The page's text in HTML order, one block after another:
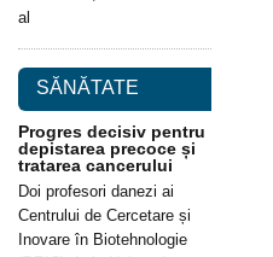
al
SĂNĂTATE
Progres decisiv pentru
depistarea precoce și
tratarea cancerului
Doi profesori danezi ai
Centrului de Cercetare și
Inovare în Biotehnologie